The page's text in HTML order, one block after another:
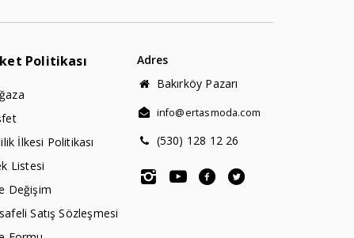
Politikası
İlkesi Politikası
Listesi
Değişim
Satış Sözleşmesi
Adres
Bakırköy Pazarı
info@ertasmoda.com
(530) 128 12 26